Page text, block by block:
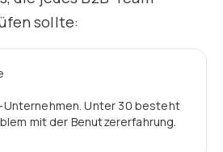
sollte:
Unternehmen. Unter 30 besteht
mit der Benutzererfahrung.